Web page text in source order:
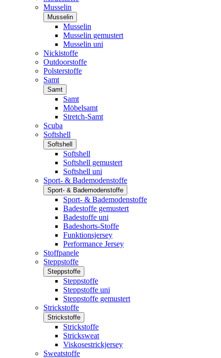
Musselin
Musselin
Musselin
Musselin gemustert
Musselin uni
Nickistoffe
Outdoorstoffe
Polsterstoffe
Samt
Samt
Samt
Möbelsamt
Stretch-Samt
Scuba
Softshell
Softshell
Softshell
Softshell gemustert
Softshell uni
Sport- & Bademodenstoffe
Sport- & Bademodenstoffe
Sport- & Bademodenstoffe
Badestoffe gemustert
Badestoffe uni
Badeshorts-Stoffe
Funktionsjersey
Performance Jersey
Stoffpanele
Steppstoffe
Steppstoffe
Steppstoffe
Steppstoffe uni
Steppstoffe gemustert
Strickstoffe
Strickstoffe
Strickstoffe
Stricksweat
Viskosestrickjersey
Sweatstoffe